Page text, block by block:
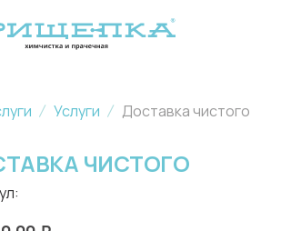
Услуги Доставка чистого
ЧИСТОГО